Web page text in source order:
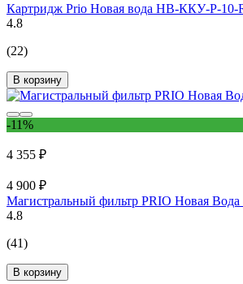
Картридж Prio Новая вода НВ-ККУ-Р-10-
4.8
(22)
В корзину
-11%
4 355 ₽
4 900 ₽
Магистральный фильтр PRIO Новая
4.8
(41)
В корзину